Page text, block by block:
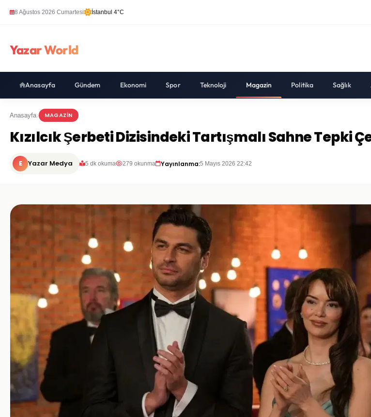
8 Ağustos 2026 Cumartesi İstanbul 4°C
Yazar World
Anasayfa Gündem Ekonomi Spor Teknoloji Magazin Politika Sağlık
Anasayfa MAGAZIN
Kızılcık Şerbeti Dizisindeki Tartışmalı Sahne Tepki
E Yazar Medya 5 dk okuma 279 okunma Yayınlanma:5 Mayıs 2026 22:42